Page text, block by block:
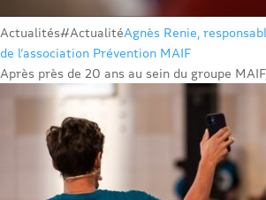
Actualités#ActualitéAgnès Renie,
de l’association Prévention MAIF
Après près de 20 ans au sein du groupe